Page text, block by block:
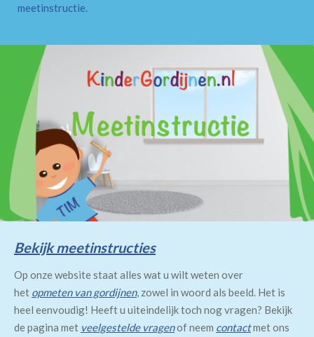
meetinstructie.
Bekijk meetinstructies
Op onze website staat alles wat u wilt weten over
het opmeten van gordijnen, zowel in woord als beeld. Het is
heel eenvoudig! Heeft u uiteindelijk toch nog vragen? Bekijk
de pagina met veelgestelde vragenof neem contactmet ons